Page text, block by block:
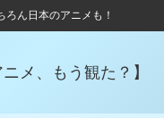
ん日本のアニメも！
メ、もう観た？】